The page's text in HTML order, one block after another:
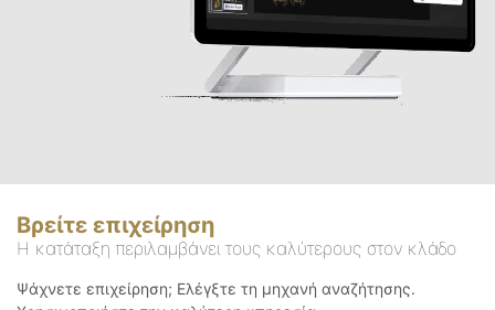
Βρείτε επιχείρηση
Η κατάταξη περιλαμβάνει τους καλύτερους στον κλάδο
Ψάχνετε επιχείρηση; Ελέγξτε τη μηχανή αναζήτησης.